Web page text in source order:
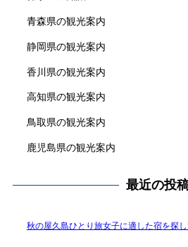
青森県の観光案内
静岡県の観光案内
香川県の観光案内
高知県の観光案内
鳥取県の観光案内
鹿児島県の観光案内
最近の投
秋の屋久島ひとり旅女子に適した宿を探